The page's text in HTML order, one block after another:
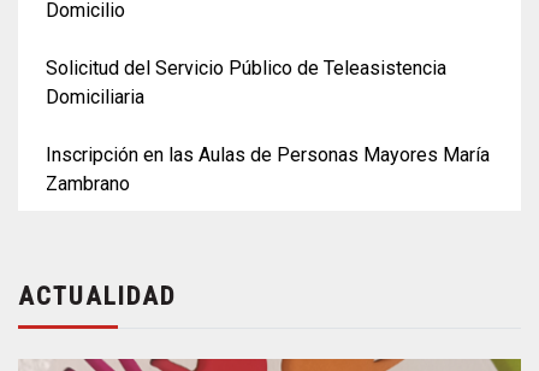
Domicilio
Solicitud del Servicio Público de Teleasistencia
Domiciliaria
Inscripción en las Aulas de Personas Mayores María
Zambrano
ACTUALIDAD